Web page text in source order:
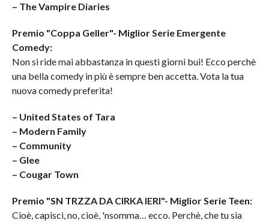
– The Vampire Diaries
Premio "Coppa Geller"- Miglior Serie Emergente
Comedy:
Non si ride mai abbastanza in questi giorni bui! Ecco perchè
una bella comedy in più è sempre ben accetta. Vota la tua
nuova comedy preferita!
– United States of Tara
– Modern Family
– Community
– Glee
– Cougar Town
Premio "SN TRZZA DA CIRKA IERI"- Miglior Serie Teen:
Cioè, capisci, no, cioè, 'nsomma… ecco. Perchè, che tu sia